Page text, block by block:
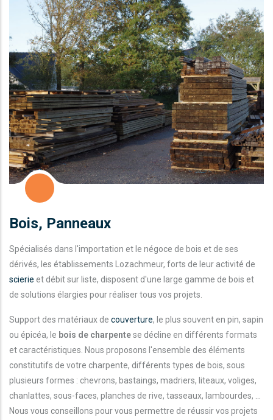
Bois, Panneaux
Spécialisés dans l'importation et le négoce de bois et de ses
dérivés, les établissements Lozachmeur, forts de leur activité de
scierie et débit sur liste, disposent d'une large gamme de bois et
de solutions élargies pour réaliser tous vos projets.
Support des matériaux de couverture, le plus souvent en pin, sapin
ou épicéa, le bois de charpentese décline en différents formats
et caractéristiques. Nous proposons l'ensemble des éléments
constitutifs de votre charpente, différents types de bois, sous
plusieurs formes : chevrons, bastaings, madriers, liteaux, voliges,
chanlattes, sous-faces, planches de rive, tasseaux, lambourdes, ...
Nous vous conseillons pour vous permettre de réussir vos projets